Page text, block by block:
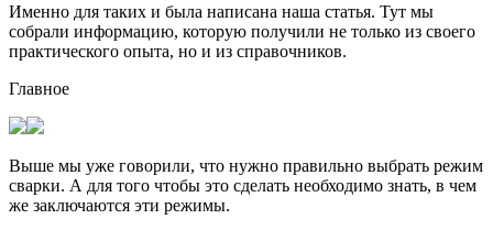
Именно для таких и была написана наша статья. Тут мы
собрали информацию, которую получили не только из своего
практического опыта, но и из справочников.
Главное
Выше мы уже говорили, что нужно правильно выбрать режим
сварки. А для того чтобы это сделать необходимо знать, в чем
же заключаются эти режимы.